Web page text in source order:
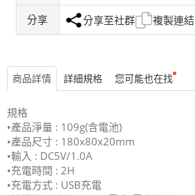
分享 分享至社群 複製連結
商品詳情 詳細規格 您可能也在找
規格
•產品淨量 : 109g(含電池)
•產品尺寸 : 180x80x20mm
•輸入 : DC5V/1.0A
•充電時間 : 2H
•充電方式 : USB充電